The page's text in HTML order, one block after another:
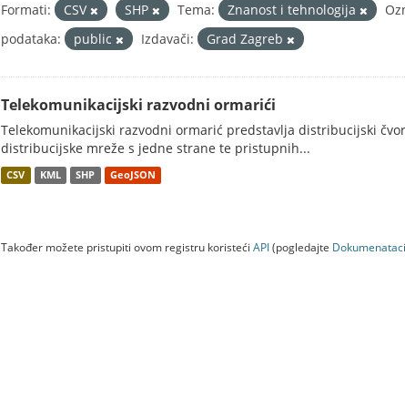
Formati: CSV SHP Tema: Znanost i tehnologija
podataka:
public Izdavači: Grad Zagreb
Telekomunikacijski razvodni ormarići
Telekomunikacijski razvodni ormarić predstavlja distribucijski
distribucijske mreže s jedne strane te pristupnih...
CSV KML SHP GeoJSON
Također možete pristupiti ovom registru koristeći API(pogledajte